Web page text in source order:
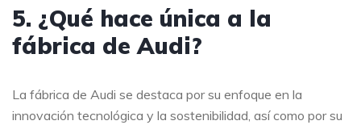
5. ¿Qué hace única a la
fábrica de Audi?
La fábrica de Audi se destaca por su enfoque en la
innovación tecnológica y la sostenibilidad, así como por su